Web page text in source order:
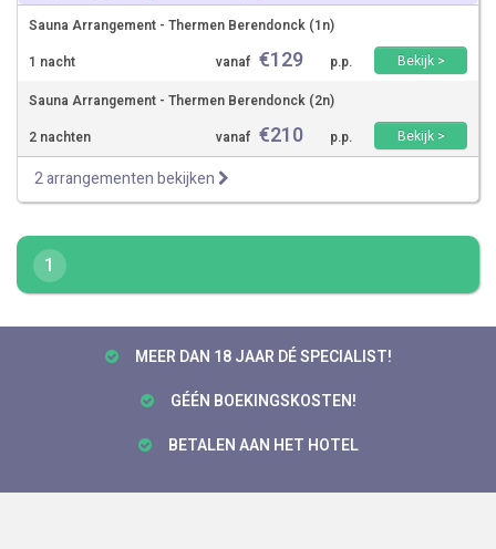
Sauna Arrangement - Thermen Berendonck (1n)
1 nacht
vanaf €129 p.p.
Bekijk >
Sauna Arrangement - Thermen Berendonck (2n)
2 nachten
vanaf €210 p.p. Bekijk >
2 arrangementen bekijken
1
MEER DAN 18 JAAR DÉ SPECIALIST!
GÉÉN BOEKINGSKOSTEN!
BETALEN AAN HET HOTEL